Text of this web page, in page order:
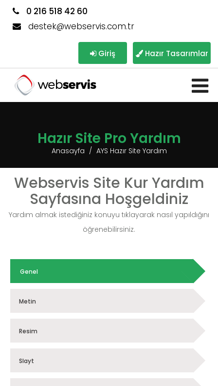
0 216 518 42 60
destek@webservis.com.tr
Hazır Tasarımlar
Giriş
Hazır Site Pro Yardım
Anasayfa AYS Hazır Site Yardım
Webservis Site Kur Yardım
Sayfasına Hoşgeldiniz
Yardım almak istediğiniz konuyu tıklayarak nasıl yapıldığını
öğrenebilirsiniz.
Genel
Metin
Resim
Slayt